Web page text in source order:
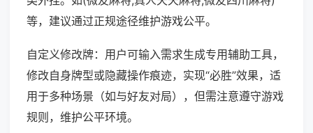
等，建议通过正规途径维护游戏公平。
自定义修改牌：用户可输入需求生成专用辅助工具，
修改自身牌型或隐藏操作痕迹，实现“必胜”效果，适
用于多种场景（如与好友对局），但需注意遵守游戏
规则，维护公平环境。